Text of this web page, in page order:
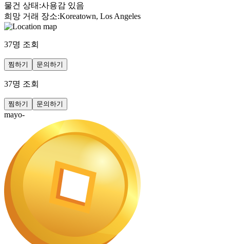
물건 상태 :사용감 있음
희망 거래 장소:Koreatown, Los Angeles
37명 조회
찜하기 문의하기
37명 조회
찜하기 문의하기
mayo-